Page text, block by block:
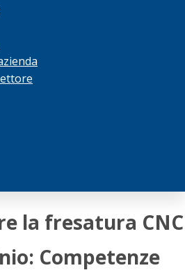
la fresatura CNC
Competenze